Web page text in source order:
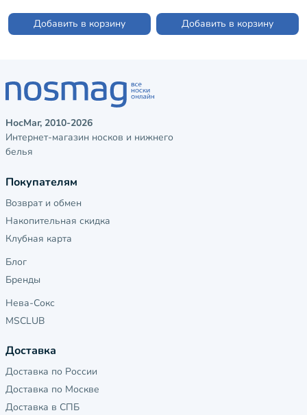
(19С3094)
Добавить в корзину
Добавить в корзину
НосМаг, 2010-2026
Интернет-магазин носков и нижнего
белья
Покупателям
Возврат и обмен
Накопительная скидка
Клубная карта
Блог
Бренды
Нева-Сокс
MSCLUB
Доставка
Доставка по России
Доставка по Москве
Доставка в СПБ